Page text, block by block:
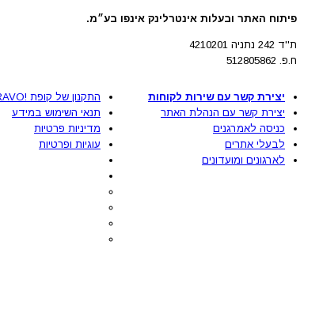
פיתוח האתר ובעלות אינטרלינק אינפו בע״מ.
ת''ד 242 נתניה 4210201
ח.פ. 512805862
יצירת קשר עם שירות לקוחות
יצירת קשר עם הנהלת האתר
כניסה לאמרגנים
לבעלי אתרים
לארגונים ומועדונים
התקנון של קופת !BRAVO
תנאי השימוש במידע
מדיניות פרטיות
עוגיות ופרטיות